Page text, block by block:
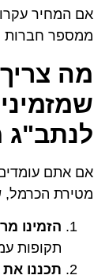
אם המחיר
ממספר חברות
מה
לנתב"ג
אם אתם
מטירת הכרמל,
הזמינו
תקופות
תכננו